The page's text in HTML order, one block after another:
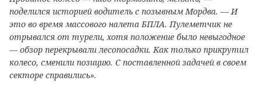
поделился историей водитель с позывным Мордва. — И
это во время массового налета БПЛА. Пулеметчик не
отрывался от турели, хотя положение было невыгодное
— обзор перекрывали лесопосадки. Как только прикрутил
колесо, сменили позицию. С поставленной задачей в своем
секторе справились».